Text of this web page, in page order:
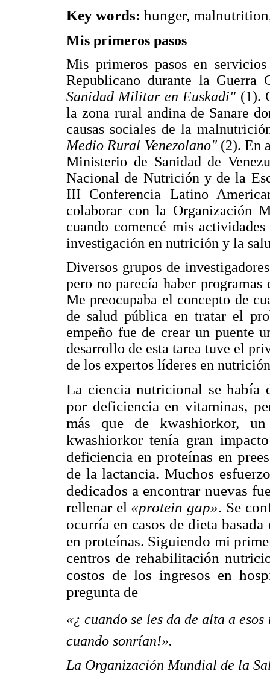
Key words: hunger,
Mis primeros pasos
Mis primeros pasos en
Republicano durante la
Sanidad Militar en Euskadi" (1).
la zona rural andina de Sanare
causas sociales de la
Medio Rural Venezolano" (2). En
Ministerio de Sanidad de
Nacional de Nutrición y de la
III Conferencia Latino
colaborar con la Organización
cuando comencé mis
investigación en nutrición y la
Diversos grupos de
pero no parecía haber
Me preocupaba el concepto de
de salud pública en tratar el
empeño fue de crear un puente
desarrollo de esta tarea tuve el
de los expertos líderes en
La ciencia nutricional se había
por deficiencia en vitaminas,
más que de kwashiorkor,
kwashiorkor tenía gran
deficiencia en proteínas en
de la lactancia. Muchos
dedicados a encontrar nuevas
rellenar el «protein gap». Se
ocurría en casos de dieta
en proteínas. Siguiendo mi
centros de rehabilitación
costos de los ingresos en
pregunta de
«¿ cuando se les da de alta a
cuando sonrían!».
La Organización Mundial de la